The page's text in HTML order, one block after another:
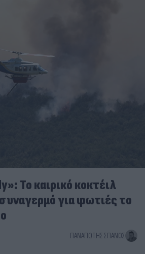
Το καιρικό κοκτέιλ
για φωτιές το
ΠΑΝΑΓΙΏΤΗΣ ΣΠΑΝΌΣ